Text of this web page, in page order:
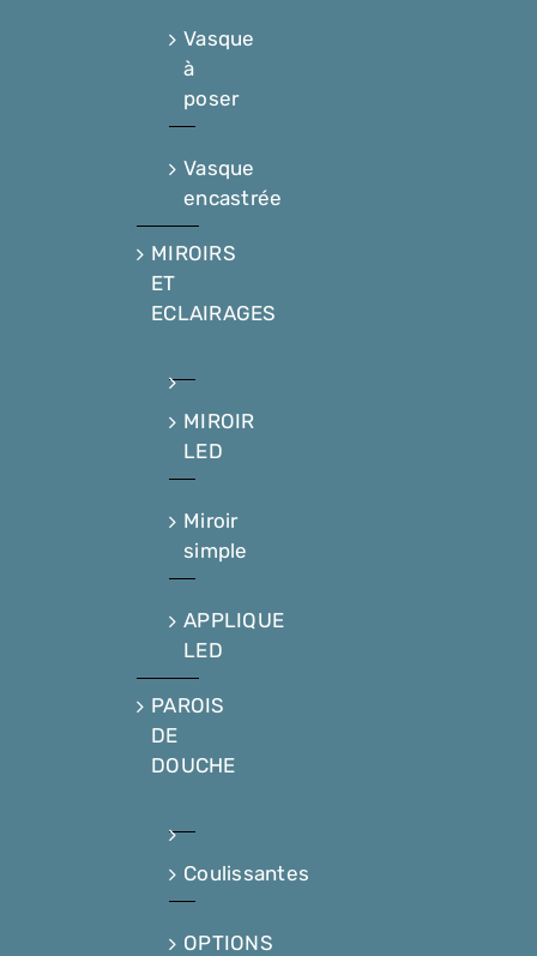
Vasque
à
poser
Vasque
encastrée
MIROIRS
ET
ECLAIRAGES
MIROIR
LED
Miroir
simple
APPLIQUE
LED
PAROIS
DE
DOUCHE
Coulissantes
OPTIONS